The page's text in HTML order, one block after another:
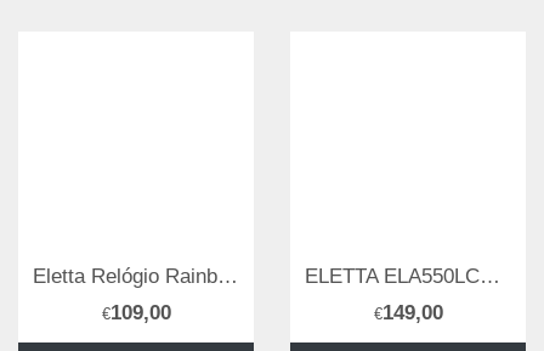
Eletta Relógio Rainbow Rose
€109,00
ELETTA ELA550LCMRX
€149,00